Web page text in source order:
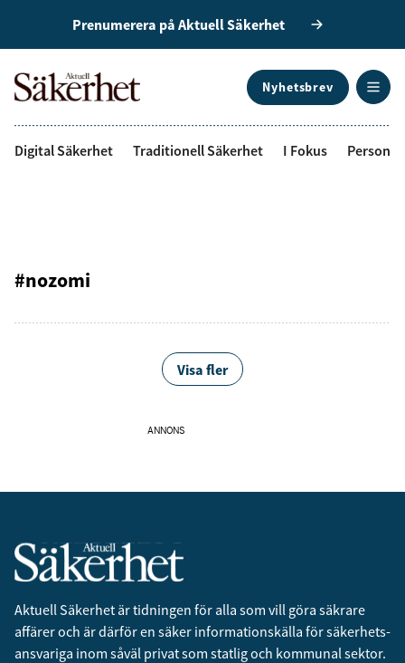
Prenumerera på Aktuell Säkerhet
Nyhetsbrev
Digital Säkerhet Traditionell Säkerhet I Fokus
#nozomi
Visa fler
ANNONS
Aktuell Säkerhet är tidningen för alla som vill göra säkrare
affärer och är därför en säker informationskälla för säkerhets­
ansvariga inom såväl privat som statlig och kommunal sektor.